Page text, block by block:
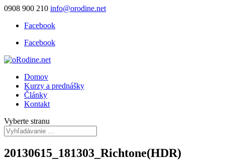
0908 900 210 info@orodine.net
Facebook
Facebook
Domov
Kurzy a prednášky
Články
Kontakt
Vyberte stranu
20130615_181303_Richtone(HDR)